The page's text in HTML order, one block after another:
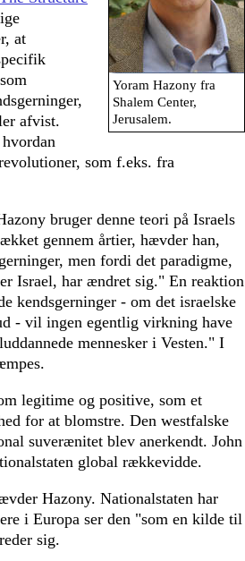
Yoram Hazony fra
Shalem Center,
Jerusalem.
at
afvist.
som f.eks. fra
bruger denne teori på Israels
gennem årtier, hævder han,
men fordi det paradigme,
Israel, har ændret sig." En reaktion
kendsgerninger - om det israelske
- vil ingen egentlig virkning have
mennesker i Vesten." I
legitime og positive, som et
for at blomstre. Den westfalske
suverænitet blev anerkendt. John
global rækkevidde.
Hazony. Nationalstaten har
i Europa ser den "som en kilde til
sig.